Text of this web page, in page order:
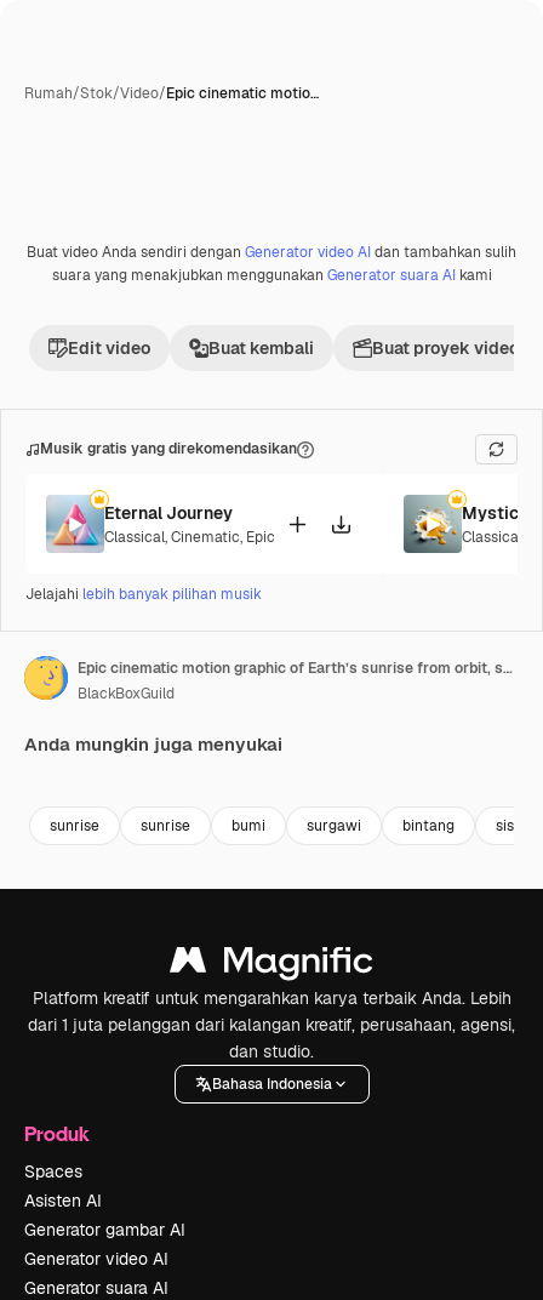
Rumah/Stok/Video/Epic cinematic motio…
Premium
Buat video Anda sendiri dengan Generator video AIdan tambahkan sulih
suara yang menakjubkan menggunakan Generator suara AIkami
Edit video Buat kembali Buat proyek video
Musik gratis yang direkomendasikan
Eternal Journey
Classical,Cinematic, Epic
Mystic
Classical
Jelajahi lebih banyak pilihan musik
Epic cinematic motion graphic of Earth’s sunrise from orbit, showcasing a glowing blue atmosphere, dramatic lighting, twinkling stars, and vibrant colorful nebula clouds in the vast deep cosmos
BlackBoxGuild
Anda mungkin juga menyukai
sunrise sunrise bumi surgawi bintang
Platform kreatif untuk mengarahkan karya terbaik Anda. Lebih
dari 1 juta pelanggan dari kalangan kreatif, perusahaan, agensi,
dan studio.
Bahasa Indonesia
Produk
Spaces
Asisten AI
Generator gambar AI
Generator video AI
Generator suara AI